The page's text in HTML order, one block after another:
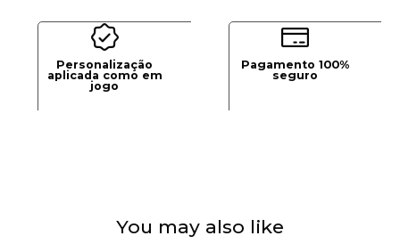
Personalização
aplicada como em
jogo
Pagamento 100%
seguro
You may also like